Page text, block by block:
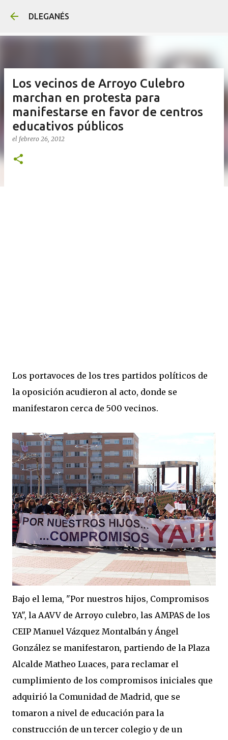
DLEGANÉS
Los vecinos de Arroyo Culebro
marchan en protesta para
manifestarse en favor de centros
educativos públicos
el febrero 26, 2012
Los portavoces de los tres partidos políticos de
la oposición acudieron al acto, donde se
manifestaron cerca de 500 vecinos.
Bajo el lema, "Por nuestros hijos, Compromisos
YA", la AAVV de Arroyo culebro, las AMPAS de los
CEIP Manuel Vázquez Montalbán y Ángel
González se manifestaron, partiendo de la Plaza
Alcalde Matheo Luaces, para reclamar el
cumplimiento de los compromisos iniciales que
adquirió la Comunidad de Madrid, que se
tomaron a nivel de educación para la
construcción de un tercer colegio y de un